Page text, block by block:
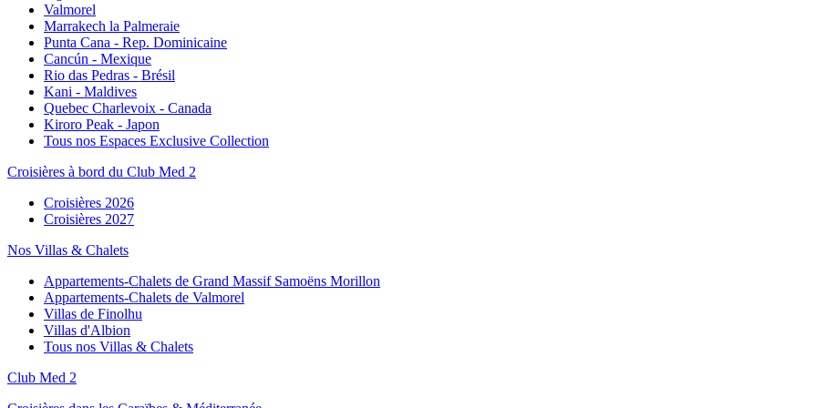
Valmorel
Marrakech la Palmeraie
Punta Cana - Rep. Dominicaine
Cancún - Mexique
Rio das Pedras - Brésil
Kani - Maldives
Quebec Charlevoix - Canada
Kiroro Peak - Japon
Tous nos Espaces Exclusive Collection
Croisières à bord du Club Med 2
Croisières 2026
Croisières 2027
Nos Villas & Chalets
Appartements-Chalets de Grand Massif Samoëns Morillon
Appartements-Chalets de Valmorel
Villas de Finolhu
Villas d'Albion
Tous nos Villas & Chalets
Club Med 2